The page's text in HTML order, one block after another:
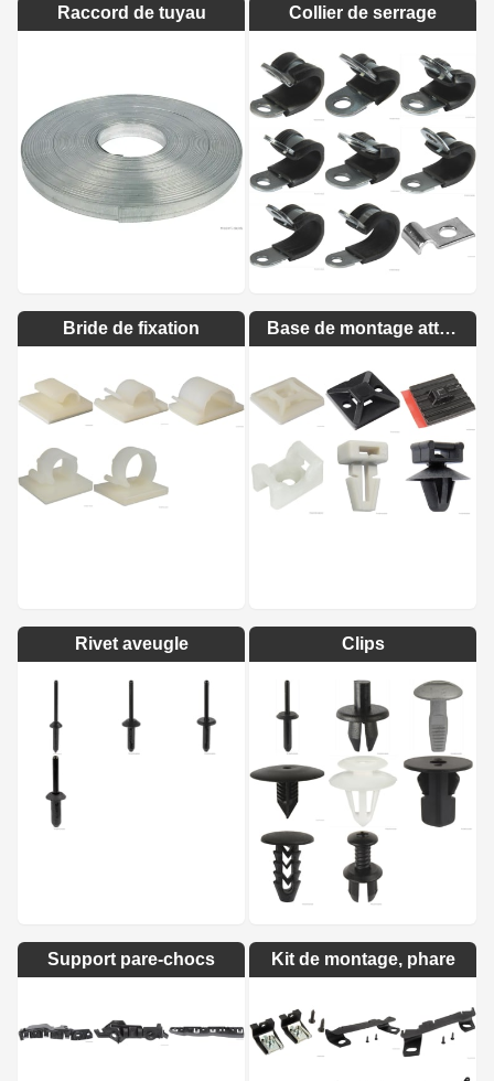
Raccord de tuyau Collier de serrage
Bride de fixation Base de montage attache-câbles
Rivet aveugle Clips
Support pare-chocs Kit de montage, phare